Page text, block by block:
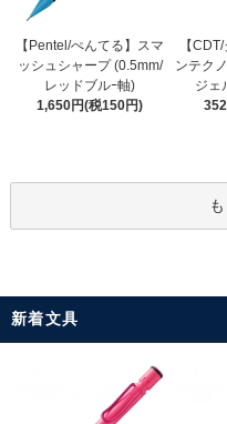
【Pentel/ぺんてる】スマ
ッシュシャープ (0.5mm/
レッドブルｰ軸)
1,650円(税150円)
【
ンテク
ジェ
新着文具